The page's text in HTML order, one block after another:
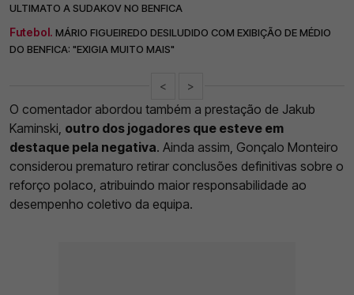
ULTIMATO A SUDAKOV NO BENFICA
Futebol. MÁRIO FIGUEIREDO DESILUDIDO COM EXIBIÇÃO DE MÉDIO
DO BENFICA: "EXIGIA MUITO MAIS"
< >
O comentador abordou também a prestação de Jakub
Kaminski, outro dos jogadores que esteve em
destaque pela negativa. Ainda assim, Gonçalo Monteiro
considerou prematuro retirar conclusões definitivas sobre o
reforço polaco, atribuindo maior responsabilidade ao
desempenho coletivo da equipa.